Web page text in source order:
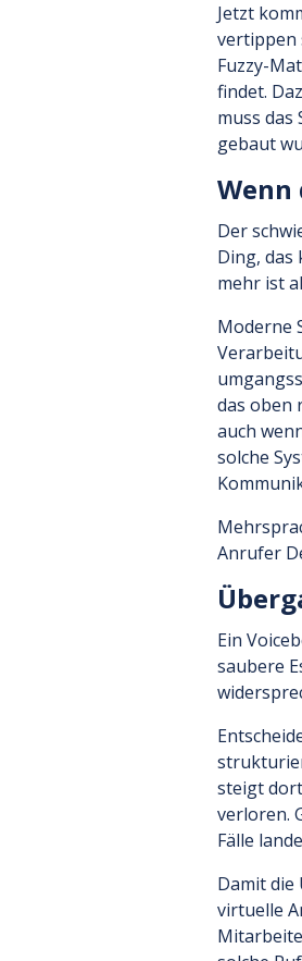
Jetzt
vertippen
Fuzzy-
findet.
muss das
gebaut
Wenn
Der
Ding, das
mehr ist
Moderne
das oben
auch
solche
Anrufer
Ein
saubere
steigt
verloren.
Fälle
Damit die
virtuelle